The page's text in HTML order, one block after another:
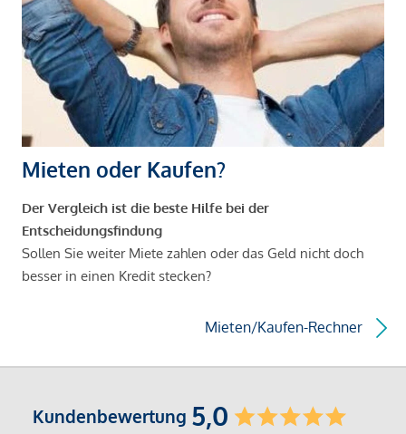
Mieten oder Kaufen?
Der Vergleich ist die beste Hilfe bei der
Entscheidungsfindung
Sollen Sie weiter Miete zahlen oder das Geld nicht doch
besser in einen Kredit stecken?
Mieten/Kaufen-Rechner
Kundenbewertung 5,0